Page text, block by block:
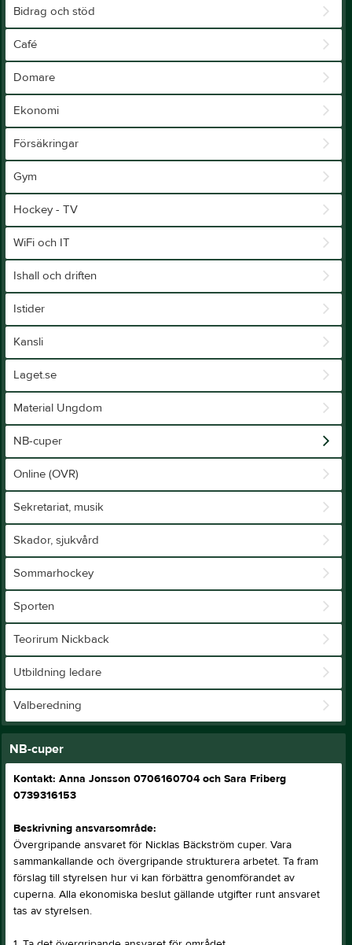
Bidrag och stöd
Café
Domare
Ekonomi
Försäkringar
Gym
Hockey - TV
WiFi och IT
Ishall och driften
Istider
Kansli
Laget.se
Material Ungdom
NB-cuper
Online (OVR)
Sekretariat, musik
Skador, sjukvård
Sommarhockey
Sporten
Teorirum Nickback
Utbildning ledare
Valberedning
NB-cuper
Kontakt: Anna Jonsson 0706160704 och Sara Friberg
0739316153
Beskrivning ansvarsområde:
Övergripande ansvaret för Nicklas Bäckström cuper. Vara
sammankallande och övergripande strukturera arbetet. Ta fram
förslag till styrelsen hur vi kan förbättra genomförandet av
cuperna. Alla ekonomiska beslut gällande utgifter runt ansvaret
tas av styrelsen.